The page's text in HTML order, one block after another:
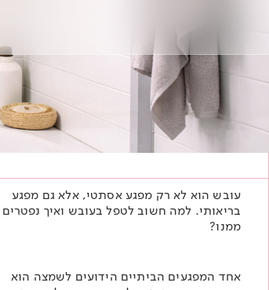
מתכת
RAL
אודותינו
מדיניות מערכת משולבת ו - ISO
פתרונות לתעשייה
עובש הוא לא רק מפגע אסתטי, אלא גם מפגע
בריאותי. למה חשוב לטפל בעובש ואיך נפטרים
ממנו?
אחד המפגעים הביתיים הידועים לשמצה הוא